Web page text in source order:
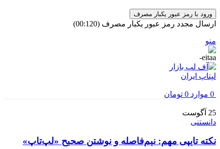
ورود با رمز عبور یکبار مصرف
ارسال مجدد رمز عبور یکبار مصرف (00:
120
)
منو
0 موارد 0 تومان
25 آگوست
دانستنی
نکته تایپی مهم: نیم‌فاصله و نوشتن صحیح «لپ‌تاپ»